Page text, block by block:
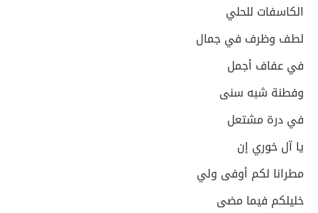
الكاسفات للحلي
لطف وظرف في جمال
في عفاف أجمل
وفطنة شبه سنى
في درة مشتعل
يا آل خوري إن
مطرانا لكم أوفى ولي
خليلكم فيما مضى